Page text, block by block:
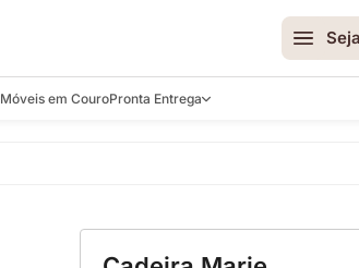
Móveis em CouroPronta Entrega